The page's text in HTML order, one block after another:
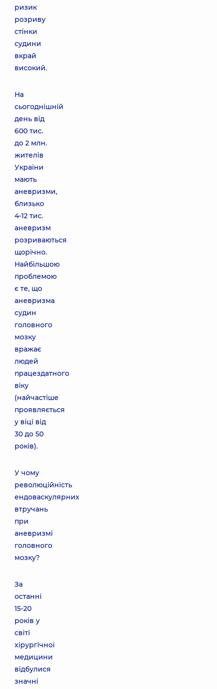
ризик
розриву
стінки
судини
вкрай
високий.
На
сьогоднішній
день від
600 тис.
до 2 млн.
жителів
України
мають
аневризми,
близько
4-12 тис.
аневризм
розриваються
щорічно.
Найбільшою
проблемою
є те, що
аневризма
судин
головного
мозку
вражає
людей
працездатного
віку
(найчастіше
проявляється
у віці від
30 до 50
років).
У чому
революційність
ендоваскулярних
втручань
при
аневризмі
головного
мозку?
За
останні
15-20
років у
світі
хірургічної
медицини
відбулися
значні